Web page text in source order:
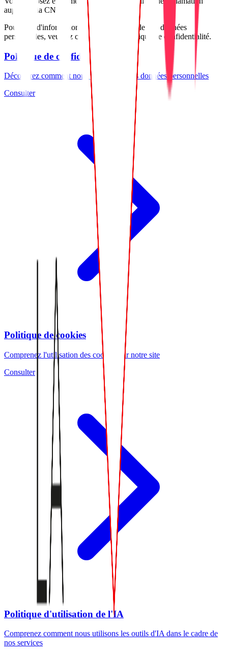
auprès de la CNIL.
Pour plus d'informations sur le traitement de vos données
personnelles, veuillez consulter notre politique de confidentialité.
Politique de confidentialité
Découvrez comment nous protégeons vos données personnelles
Consulter
Politique de cookies
Comprenez l'utilisation des cookies sur notre site
Consulter
Politique d'utilisation de l'IA
Comprenez comment nous utilisons les outils d'IA dans le cadre de
nos services